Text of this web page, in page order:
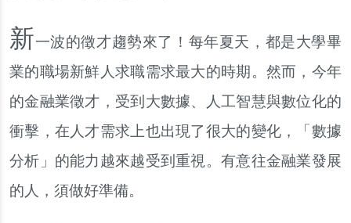
新一波的徵才趨勢來了！每年夏天，都是大學畢
業的職場新鮮人求職需求最大的時期。然而，今年
的金融業徵才，受到大數據、人工智慧與數位化的
衝擊，在人才需求上也出現了很大的變化，「數據
分析」的能力越來越受到重視。有意往金融業發展
的人，須做好準備。